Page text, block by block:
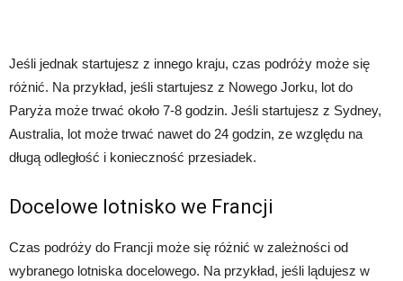
Jeśli jednak startujesz z innego kraju, czas podróży może się
różnić. Na przykład, jeśli startujesz z Nowego Jorku, lot do
Paryża może trwać około 7-8 godzin. Jeśli startujesz z Sydney,
Australia, lot może trwać nawet do 24 godzin, ze względu na
długą odległość i konieczność przesiadek.
Docelowe lotnisko we Francji
Czas podróży do Francji może się różnić w zależności od
wybranego lotniska docelowego. Na przykład, jeśli lądujesz w